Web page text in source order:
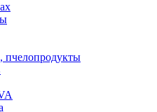
пчелопродукты